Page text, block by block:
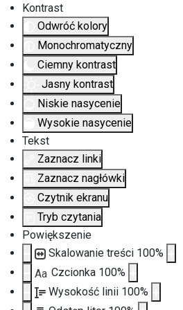
Kontrast
Odwróć kolory
Monochromatyczny
Ciemny kontrast
Jasny kontrast
Niskie nasycenie
Wysokie nasycenie
Tekst
Zaznacz linki
Zaznacz nagłówki
Czytnik ekranu
Tryb czytania
Powiększenie
Skalowanie treści 100%
Aa Czcionka 100%
Wysokość linii 100%